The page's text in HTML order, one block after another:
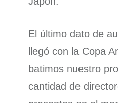
El último dato de
llegó con la Copa
batimos nuestro
cantidad de